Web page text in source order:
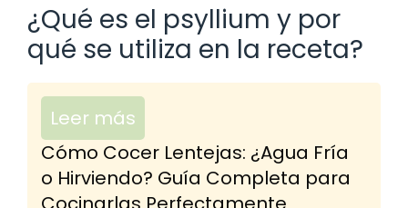
¿Qué es el psyllium y por
qué se utiliza en la receta?
Leer más
Cómo Cocer Lentejas: ¿Agua Fría
o Hirviendo? Guía Completa para